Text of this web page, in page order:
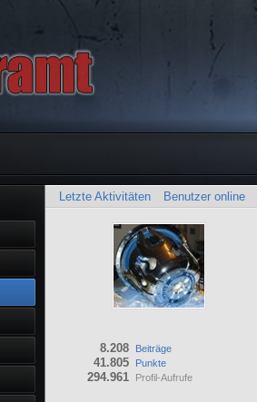
Letzte Aktivitäten Benutzer online
Beiträge
8.208
Punkte
41.805
Profil-Aufrufe
294.961